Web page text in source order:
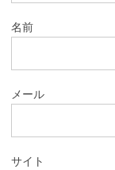
名前
メール
サイト